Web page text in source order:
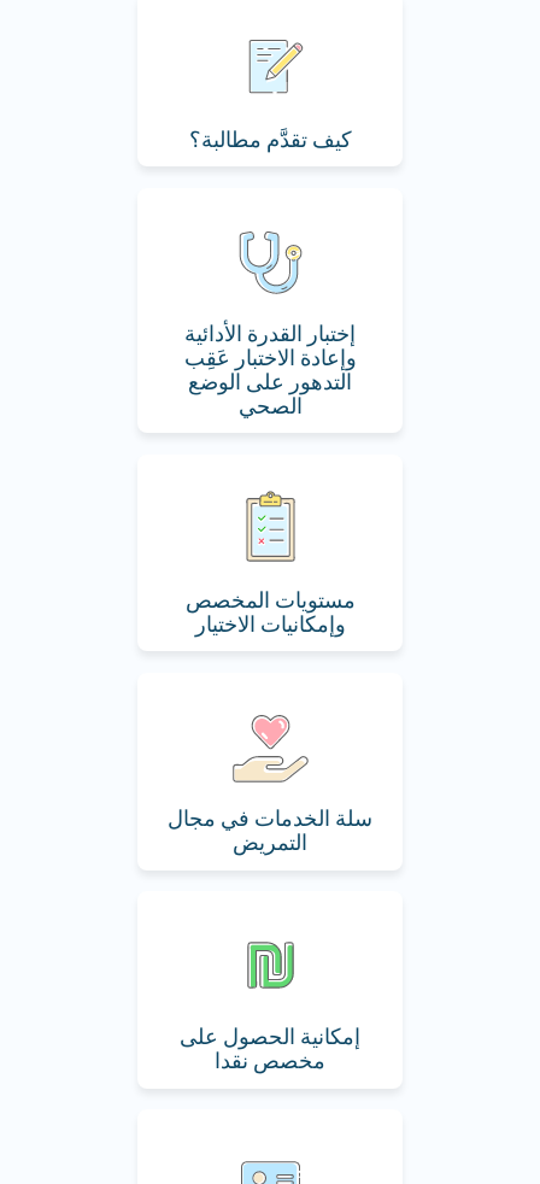
كيف تقدَّم مطالبة؟
إختبار القدرة الأدائية
وإعادة الاختبار عَقِب
التدهور على الوضع
الصحي
مستويات المخصص
وإمكانيات الاختيار
سلة الخدمات في مجال
التمريض
إمكانية الحصول على
مخصص نقدا